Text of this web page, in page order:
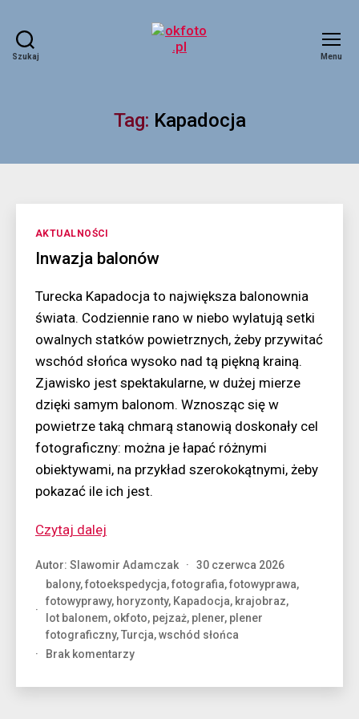
Szukaj Menu
Tag: Kapadocja
Kategorie
AKTUALNOŚCI
Inwazja balonów
Turecka Kapadocja to największa balonownia
świata. Codziennie rano w niebo wylatują setki
owalnych statków powietrznych, żeby przywitać
wschód słońca wysoko nad tą piękną krainą.
Zjawisko jest spektakularne, w dużej mierze
dzięki samym balonom. Wznosząc się w
powietrze taką chmarą stanowią doskonały cel
fotograficzny: można je łapać różnymi
obiektywami, na przykład szerokokątnymi, żeby
pokazać ile ich jest.
Czytaj dalej
Autor: Slawomir Adamczak
30 czerwca 2026
balony,fotoekspedycja,fotografia,fotowyprawa,
fotowyprawy, horyzonty, Kapadocja, krajobraz,
lot balonem, okfoto, pejzaż, plener, plener
fotograficzny,Turcja,wschód słońca
Brak komentarzydo
balonów